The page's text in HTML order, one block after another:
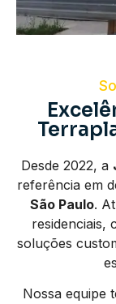
Desde 2022, a
referência em
São Paulo.
residenciais,
soluções
Nossa equipe